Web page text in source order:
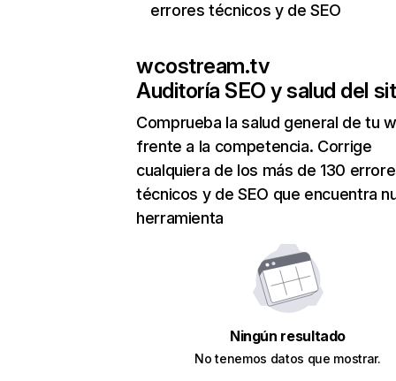
errores técnicos y de SEO
wcostream.tv
Auditoría SEO y salud del
Comprueba la salud general de tu
frente a la competencia. Corrige
cualquiera de los más de 130
técnicos y de SEO que encuentra
herramienta
Ningún resultado
No tenemos datos que mostrar.